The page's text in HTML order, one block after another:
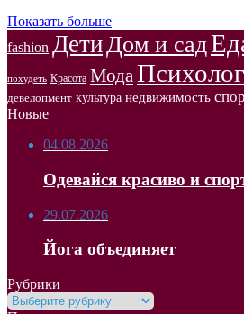
Показать больше
fashion ДетиДом и сад
похудеть Красота Мода
девелопмент культура недвижимость
Новые
04.08.2026
Одевайся красиво и
29.07.2026
Йога объединяет
Рубрики
Рубрики